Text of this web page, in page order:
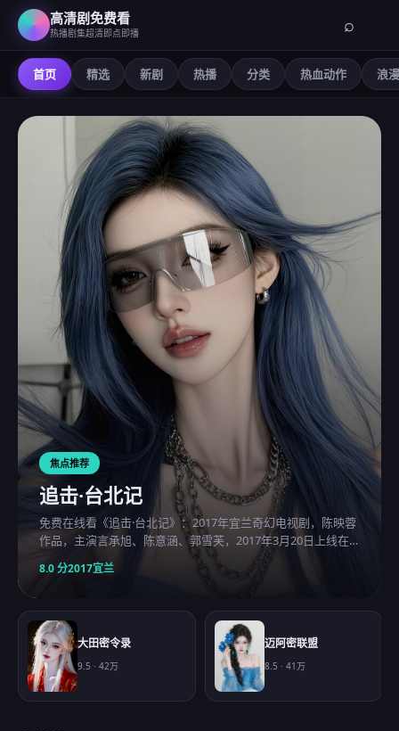
高清剧免费看
热播剧集超清即点即播 ⌕
首页 精选 新剧 热播 分类 热血动作 浪
高清剧免费看-在线观看免费
焦点推荐
追击·台北记
免费在线看《追击·台北记》：2017年宜兰奇幻电视剧，陈映蓉
作品，主演言承旭、陈意涵、郭雪芙，2017年3月20日上线在
线观看免费高清的电视剧。
8.0分2017宜兰
大田密令录
9.5 · 42万
迈阿密联盟
8.5 · 41万